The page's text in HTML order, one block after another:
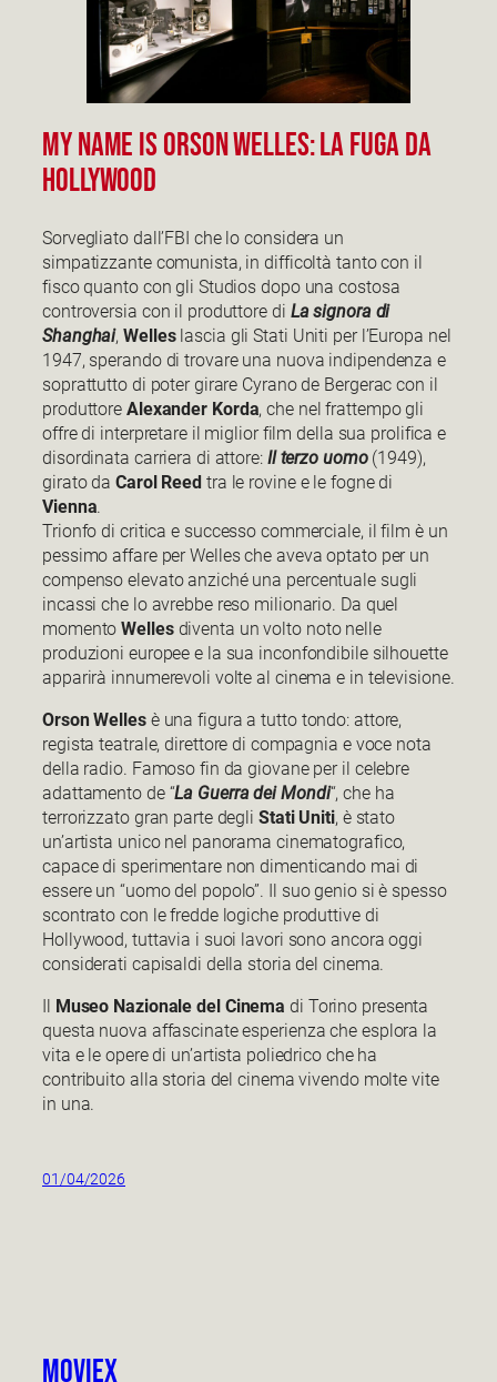
My Name is Orson Welles: La fuga da
Hollywood
Sorvegliato dall’FBI che lo considera un
simpatizzante comunista, in difficoltà tanto con il
fisco quanto con gli Studios dopo una costosa
controversia con il produttore di La signora di
Shanghai,Welleslascia gli Stati Uniti per l’Europa nel
1947, sperando di trovare una nuova indipendenza e
soprattutto di poter girare Cyrano de Bergerac con il
produttore Alexander Korda, che nel frattempo gli
offre di interpretare il miglior film della sua prolifica e
disordinata carriera di attore: Il terzo uomo (1949),
girato da Carol Reed tra le rovine e le fogne di
Vienna.
Trionfo di critica e successo commerciale, il film è un
pessimo affare per Welles che aveva optato per un
compenso elevato anziché una percentuale sugli
incassi che lo avrebbe reso milionario. Da quel
momentoWellesdiventa un volto noto nelle
produzioni europee e la sua inconfondibile silhouette
apparirà innumerevoli volte al cinema e in televisione.
Orson Welles è una figura a tutto tondo: attore,
regista teatrale, direttore di compagnia e voce nota
della radio. Famoso fin da giovane per il celebre
adattamento de “La Guerra dei Mondi“, che ha
terrorizzato gran parte degli Stati Uniti, è stato
un’artista unico nel panorama cinematografico,
capace di sperimentare non dimenticando mai di
essere un “uomo del popolo”. Il suo genio si è spesso
scontrato con le fredde logiche produttive di
Hollywood, tuttavia i suoi lavori sono ancora oggi
considerati capisaldi della storia del cinema.
Museo Nazionale del Cinemadi Torino presenta
questa nuova affascinate esperienza che esplora la
vita e le opere di un’artista poliedrico che ha
contribuito alla storia del cinema vivendo molte vite
in una.
01/04/2026
Moviex